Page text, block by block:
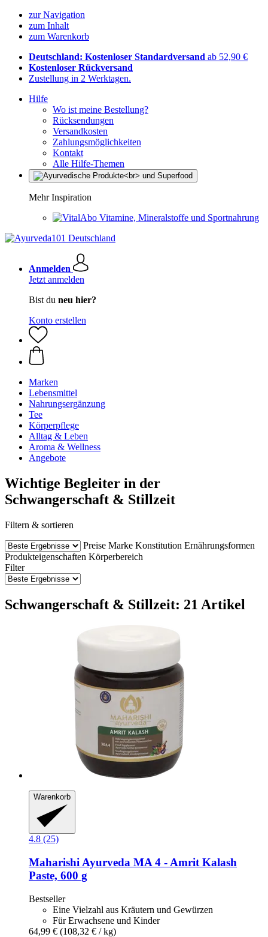
zur Navigation
zum Inhalt
zum Warenkorb
Deutschland: Kostenloser Standardversand ab 52,90 €
Kostenloser Rückversand
Zustellung in 2 Werktagen.
Hilfe
Wo ist meine Bestellung?
Rücksendungen
Versandkosten
Zahlungsmöglichkeiten
Kontakt
Alle Hilfe-Themen
Mehr Inspiration
Vitamine, Mineralstoffe und Sportnahrung
Anmelden
Jetzt anmelden
Bist du neu hier?
Konto erstellen
Marken
Lebensmittel
Nahrungsergänzung
Tee
Körperpflege
Alltag & Leben
Aroma & Wellness
Angebote
Wichtige Begleiter in der
Schwangerschaft & Stillzeit
Filtern & sortieren
Preise Marke Konstitution Ernährungsformen
Produkteigenschaften Körperbereich
Filter
Schwangerschaft & Stillzeit: 21 Artikel
Warenkorb
4.8 (25)
Maharishi Ayurveda MA 4 -​ Amrit Kalash
Paste, 600 g
Bestseller
Eine Vielzahl aus Kräutern und Gewürzen
Für Erwachsene und Kinder
64,99 € (108,32 € / kg)